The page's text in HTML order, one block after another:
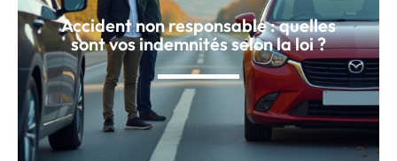
Accident non responsable : quelles
sont vos indemnités selon la loi ?